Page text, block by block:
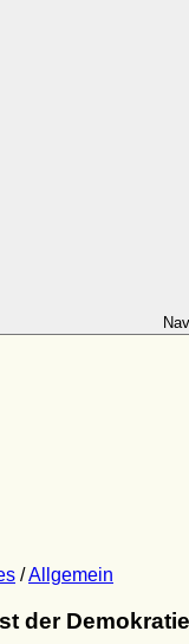
/Allgemein
der Demokratie